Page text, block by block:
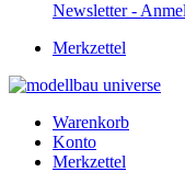
Newsletter -
Merkzettel
Warenkorb
Konto
Merkzettel